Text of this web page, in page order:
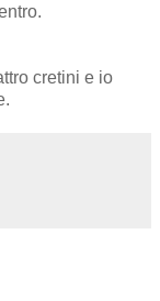
cretini e io